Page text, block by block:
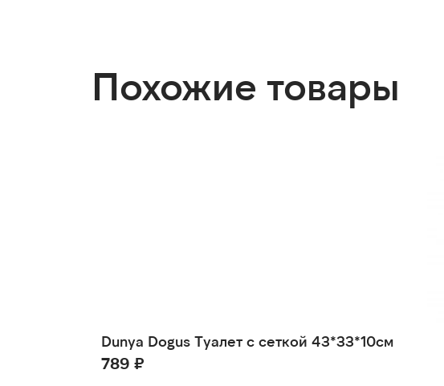
Похожие товары
Dunya Dogus Туалет с сеткой 43*33*10см
789 ₽